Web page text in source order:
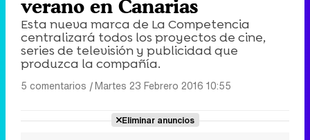
verano en Canarias
Esta nueva marca de La Competencia
centralizará todos los proyectos de cine,
series de televisión y publicidad que
produzca la compañía.
5 comentarios |Martes 23 Febrero 2016 10:55
Eliminar anuncios